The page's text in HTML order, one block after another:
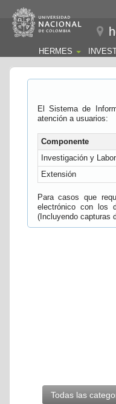
HERMES
El Sistema de
atención a usuarios:
Componente
Investigación y
Extensión
Para casos que
electrónico con los
(Incluyendo capturas
Todas las